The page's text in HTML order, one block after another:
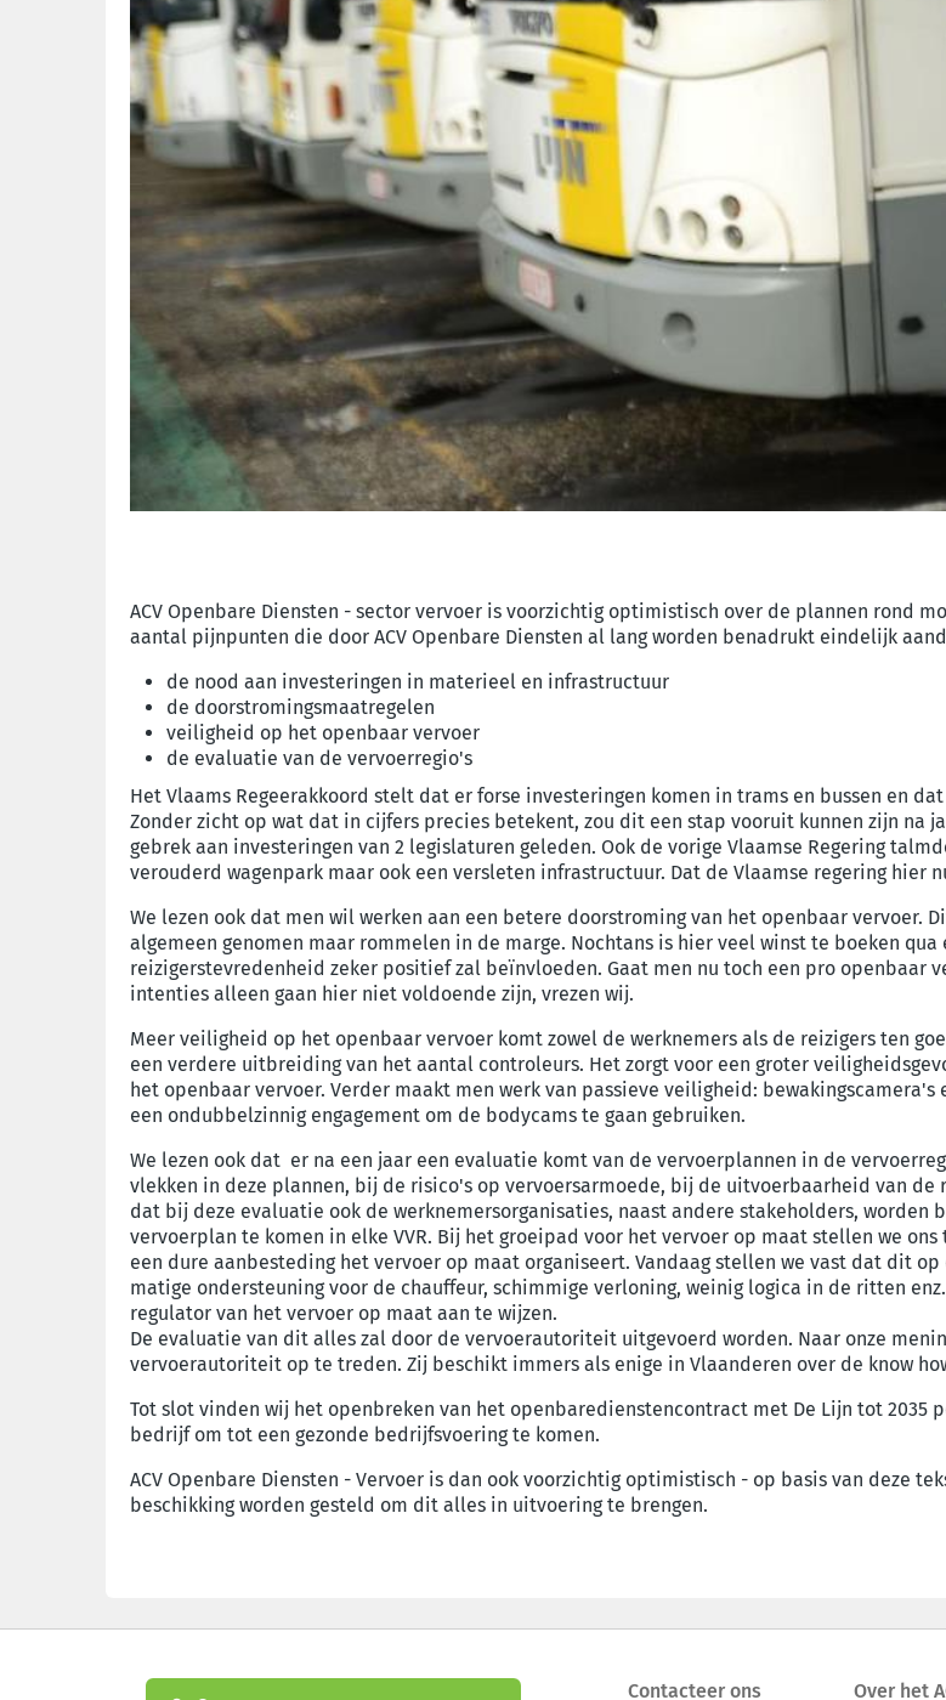
ACV Openbare Diensten - sector vervoer is voorzichtig optimistisch over de plannen rond
aantal pijnpunten die door ACV Openbare Diensten al lang worden benadrukt eindelijk
de nood aan investeringen in materieel en infrastructuur
de doorstromingsmaatregelen
veiligheid op het openbaar vervoer
de evaluatie van de vervoerregio's
Het Vlaams Regeerakkoord stelt dat er forse investeringen komen in trams en bussen en
Zonder zicht op wat dat in cijfers precies betekent, zou dit een stap vooruit kunnen zijn na
gebrek aan investeringen van 2 legislaturen geleden. Ook de vorige Vlaamse Regering
verouderd wagenpark maar ook een versleten infrastructuur. Dat de Vlaamse regering hier
We lezen ook dat men wil werken aan een betere doorstroming van het openbaar vervoer.
algemeen genomen maar rommelen in de marge. Nochtans is hier veel winst te boeken
reizigerstevredenheid zeker positief zal beïnvloeden. Gaat men nu toch een pro openbaar
intenties alleen gaan hier niet voldoende zijn, vrezen wij.
Meer veiligheid op het openbaar vervoer komt zowel de werknemers als de reizigers ten
een verdere uitbreiding van het aantal controleurs. Het zorgt voor een groter
het openbaar vervoer. Verder maakt men werk van passieve veiligheid:
een ondubbelzinnig engagement om de bodycams te gaan gebruiken.
We lezen ook dat er na een jaar een evaluatie komt van de vervoerplannen in de
vlekken in deze plannen, bij de risico's op vervoersarmoede, bij de uitvoerbaarheid van
dat bij deze evaluatie ook de werknemersorganisaties, naast andere stakeholders,
vervoerplan te komen in elke VVR. Bij het groeipad voor het vervoer op maat stellen we
een dure aanbesteding het vervoer op maat organiseert. Vandaag stellen we vast dat dit
matige ondersteuning voor de chauffeur, schimmige verloning, weinig logica in de ritten
regulator van het vervoer op maat aan te wijzen.
De evaluatie van dit alles zal door de vervoerautoriteit uitgevoerd worden. Naar onze
vervoerautoriteit op te treden. Zij beschikt immers als enige in Vlaanderen over de know
Tot slot vinden wij het openbreken van het openbaredienstencontract met De Lijn tot
bedrijf om tot een gezonde bedrijfsvoering te komen.
ACV Openbare Diensten - Vervoer is dan ook voorzichtig optimistisch - op basis van deze
beschikking worden gesteld om dit alles in uitvoering te brengen.
Contacteer ons Over het